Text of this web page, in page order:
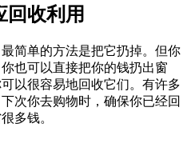
回收利用
简单的方法是把它扔掉。但你
也可以直接把你的钱扔出窗
以很容易地回收它们。有许多
次你去购物时，确保你已经回
多钱。